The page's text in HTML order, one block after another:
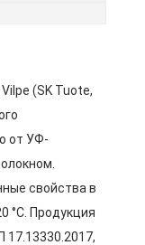
(SK Tuote,
от УФ-
свойства в
°C. Продукция
17.13330.2017,